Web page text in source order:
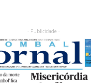
- Publicidade -